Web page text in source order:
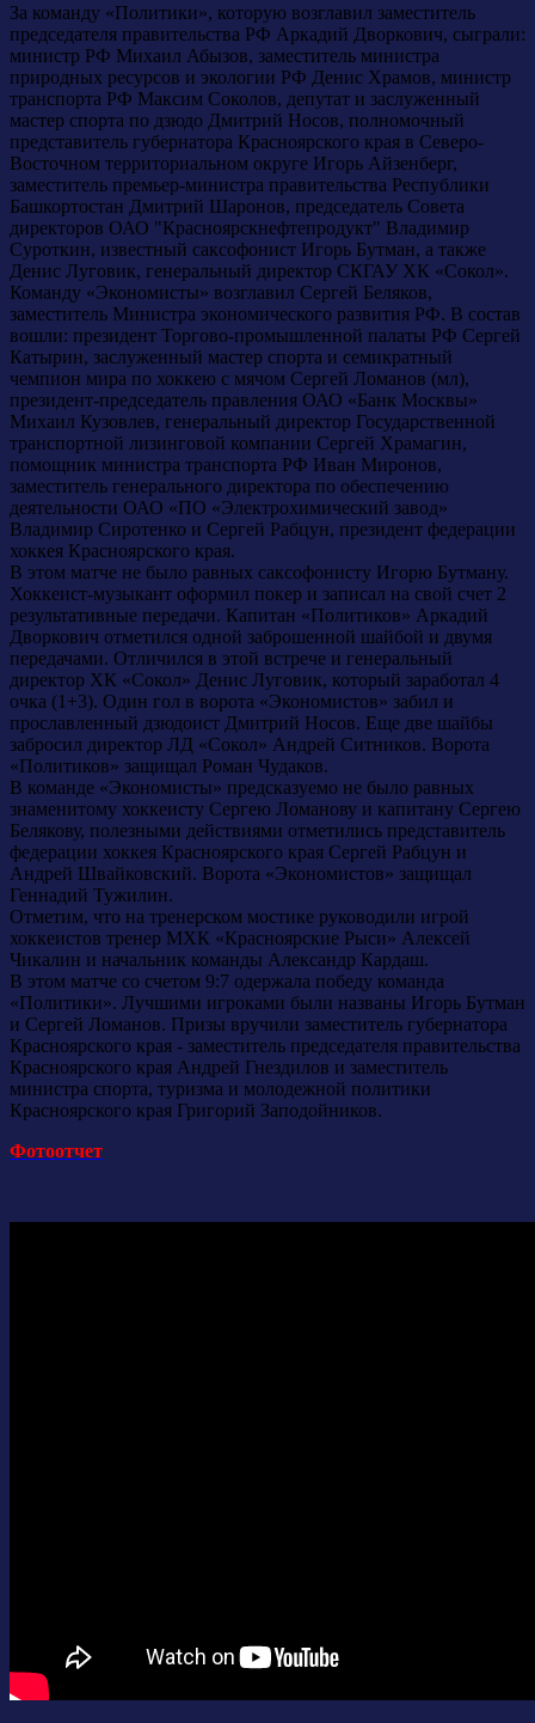
За команду «Политики», которую возглавил заместитель
председателя правительства РФ Аркадий Дворкович, сыграли:
министр РФ Михаил Абызов, заместитель министра
природных ресурсов и экологии РФ Денис Храмов, министр
транспорта РФ Максим Соколов, депутат и заслуженный
мастер спорта по дзюдо Дмитрий Носов, полномочный
представитель губернатора Красноярского края в Северо-
Восточном территориальном округе Игорь Айзенберг,
заместитель премьер-министра правительства Республики
Башкортостан Дмитрий Шаронов, председатель Совета
директоров ОАО "Красноярскнефтепродукт" Владимир
Суроткин, известный саксофонист Игорь Бутман, а также
Денис Луговик, генеральный директор СКГАУ ХК «Сокол».
Команду «Экономисты» возглавил Сергей Беляков,
заместитель Министра экономического развития РФ. В состав
вошли: президент Торгово-промышленной палаты РФ Сергей
Катырин, заслуженный мастер спорта и семикратный
чемпион мира по хоккею с мячом Сергей Ломанов (мл),
президент-председатель правления ОАО «Банк Москвы»
Михаил Кузовлев, генеральный директор Государственной
транспортной лизинговой компании Сергей Храмагин,
помощник министра транспорта РФ Иван Миронов,
заместитель генерального директора по обеспечению
деятельности ОАО «ПО «Электрохимический завод»
Владимир Сиротенко и Сергей Рабцун, президент федерации
хоккея Красноярского края.
В этом матче не было равных саксофонисту Игорю Бутману.
Хоккеист-музыкант оформил покер и записал на свой счет 2
результативные передачи. Капитан «Политиков» Аркадий
Дворкович отметился одной заброшенной шайбой и двумя
передачами. Отличился в этой встрече и генеральный
директор ХК «Сокол» Денис Луговик, который заработал 4
очка (1+3). Один гол в ворота «Экономистов» забил и
прославленный дзюдоист Дмитрий Носов. Еще две шайбы
забросил директор ЛД «Сокол» Андрей Ситников. Ворота
«Политиков» защищал Роман Чудаков.
В команде «Экономисты» предсказуемо не было равных
знаменитому хоккеисту Сергею Ломанову и капитану Сергею
Белякову, полезными действиями отметились представитель
федерации хоккея Красноярского края Сергей Рабцун и
Андрей Швайковский. Ворота «Экономистов» защищал
Геннадий Тужилин.
Отметим, что на тренерском мостике руководили игрой
хоккеистов тренер МХК «Красноярские Рыси» Алексей
Чикалин и начальник команды Александр Кардаш.
В этом матче со счетом 9:7 одержала победу команда
«Политики». Лучшими игроками были названы Игорь Бутман
и Сергей Ломанов. Призы вручили заместитель губернатора
Красноярского края - заместитель председателя правительства
Красноярского края Андрей Гнездилов и заместитель
министра спорта, туризма и молодежной политики
Красноярского края Григорий Заподойников.
Фотоотчет